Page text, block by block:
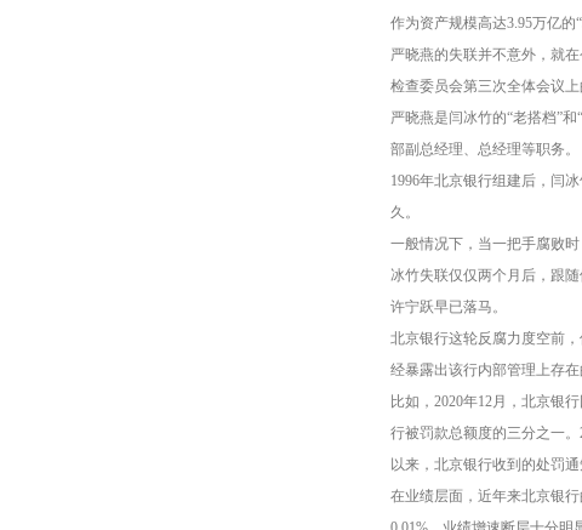
作为资产规模高达3.95万亿的
严晓燕的失联并不意外，就
检查委员会第三次全体会议
严晓燕是闫冰竹的“老搭档”
部副总经理、总经理等职务。
1996年北京银行组建后，闫
久。
一般情况下，当一把手腐败
冰竹失联仅仅两个月后，跟
许宁跃早已落马。
北京银行这轮反腐力度空前
经暴露出该行内部管理上存在
比如，2020年12月，北京银
行被罚款总额度的三分之一
以来，北京银行收到的处罚
在业绩层面，近年来北京银行